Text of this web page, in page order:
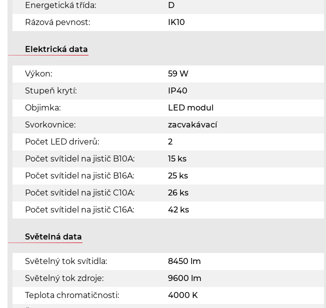
Energetická třída:
D
Rázová pevnost:
IK10
Elektrická data
Výkon:
59 W
Stupeň krytí:
IP40
Objimka:
LED modul
Svorkovnice:
zacvakávací
Počet LED driverů:
2
Počet svítidel na jistič B10A:
15 ks
Počet svítidel na jistič B16A:
25 ks
Počet svítidel na jistič C10A:
26 ks
Počet svítidel na jistič C16A:
42 ks
Světelná data
Světelný tok svítidla:
8450 lm
Světelný tok zdroje:
9600 lm
Teplota chromatičnosti:
4000 K